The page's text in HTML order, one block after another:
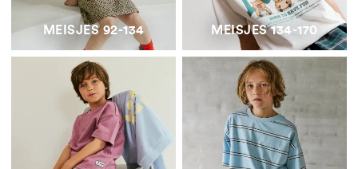
MEISJES 92-134 MEISJES 134-170